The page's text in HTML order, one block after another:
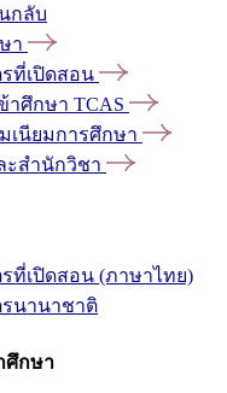
กลับ
า
ที่เปิดสอน
าศึกษา TCAS
เนียมการศึกษา
สำนักวิชา
ที่เปิดสอน (ภาษาไทย)
นานาชาติ
ศึกษา